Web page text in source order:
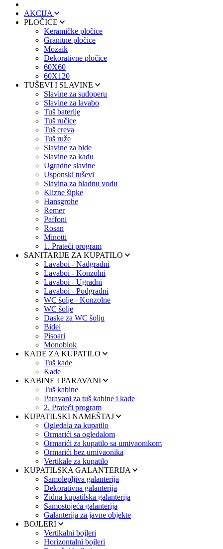
AKCIJA
PLOČICE
Keramičke pločice
Granitne pločice
Mozaik
Dekorativne pločice
60X60
60X120
TUŠEVI I SLAVINE
Slavine za sudoperu
Slavine za lavabo
Tuš baterije
Tuš ručice
Tuš creva
Tuš ruže
Slavine za bide
Slavine za kadu
Ugradne slavine
Usponski tuševi
Slavina za hladnu vodu
Klizne šipke
Hansgrohe
Remer
Paffoni
Rosan
Minotti
1. Prateći program
SANITARIJE ZA KUPATILO
Lavaboi - Nadgradni
Lavaboi - Konzolni
Lavaboi - Ugradni
Lavaboi - Podgradni
WC šolje - Konzolne
WC šolje
Daske za WC šolju
Bidei
Pisoari
Monoblok
KADE ZA KUPATILO
Tuš kade
Kade
KABINE I PARAVANI
Tuš kabine
Paravani za tuš kabine i kade
2. Prateći program
KUPATILSKI NAMEŠTAJ
Ogledala za kupatilo
Ormarići sa ogledalom
Ormarići za kupatilo sa umivaonikom
Ormarići bez umivaonika
Vertikale za kupatilo
KUPATILSKA GALANTERIJA
Samolepljiva galanterija
Dekorativna galanterija
Zidna kupatilska galanterija
Samostojeća galanterija
Galanterija za javne objekte
BOJLERI
Vertikalni bojleri
Horizontalni bojleri